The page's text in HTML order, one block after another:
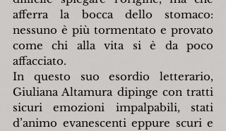
afferra la bocca dello stomaco:
nessuno è più tormentato e provato
come chi alla vita si è da poco
affacciato.
In questo suo esordio letterario,
Giuliana Altamura dipinge con tratti
sicuri emozioni impalpabili, stati
d’animo evanescenti eppure scuri e